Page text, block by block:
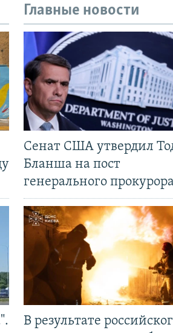
Главные новости
Сенат США утвердил
Бланша на пост
генерального
В результате